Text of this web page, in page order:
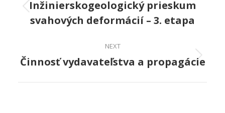
Previous
project:
Inžinierskogeologický prieskum
svahových deformácií – 3. etapa
NEXT
Next
Činnosť vydavateľstva a propagácie